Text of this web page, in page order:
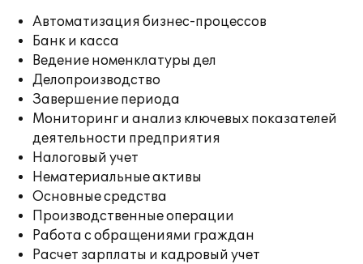
Автоматизация бизнес-процессов
Банк и касса
Ведение номенклатуры дел
Делопроизводство
Завершение периода
Мониторинг и анализ ключевых показателей
деятельности предприятия
Налоговый учет
Нематериальные активы
Основные средства
Производственные операции
Работа с обращениями граждан
Расчет зарплаты и кадровый учет